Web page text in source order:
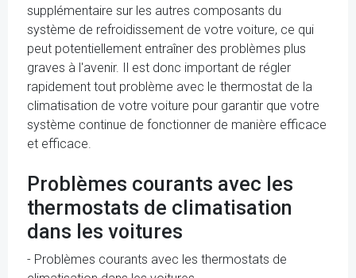
supplémentaire sur les autres composants du
système de refroidissement de votre voiture, ce qui
peut potentiellement entraîner des problèmes plus
graves à l'avenir. Il est donc important de régler
rapidement tout problème avec le thermostat de la
climatisation de votre voiture pour garantir que votre
système continue de fonctionner de manière efficace
et efficace.
Problèmes courants avec les
thermostats de climatisation
dans les voitures
- Problèmes courants avec les thermostats de